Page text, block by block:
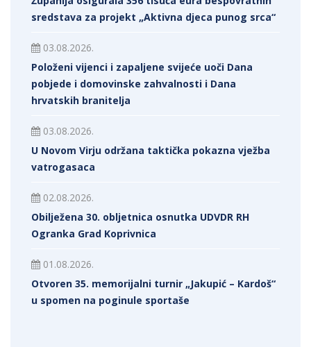
sredstava za projekt „Aktivna djeca punog srca“
03.08.2026.
Položeni vijenci i zapaljene svijeće uoči Dana
pobjede i domovinske zahvalnosti i Dana
hrvatskih branitelja
03.08.2026.
U Novom Virju održana taktička pokazna vježba
vatrogasaca
02.08.2026.
Obilježena 30. obljetnica osnutka UDVDR RH
Ogranka Grad Koprivnica
01.08.2026.
Otvoren 35. memorijalni turnir „Jakupić – Kardoš“
u spomen na poginule sportaše